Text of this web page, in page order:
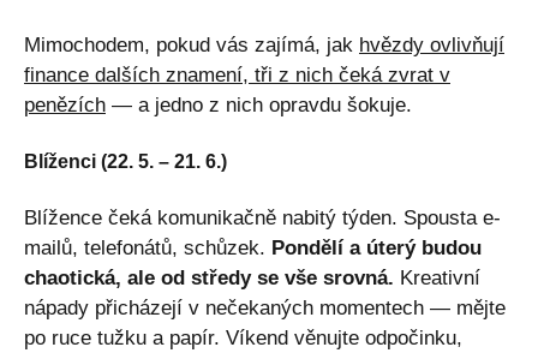
Mimochodem, pokud vás zajímá, jak hvězdy ovlivňují
finance dalších znamení, tři z nich čeká zvrat v
penězích — a jedno z nich opravdu šokuje.
Blíženci (22. 5. – 21. 6.)
Blížence čeká komunikačně nabitý týden. Spousta e-
mailů, telefonátů, schůzek. Pondělí a úterý budou
chaotická, ale od středy se vše srovná. Kreativní
nápady přicházejí v nečekaných momentech — mějte
po ruce tužku a papír. Víkend věnujte odpočinku,